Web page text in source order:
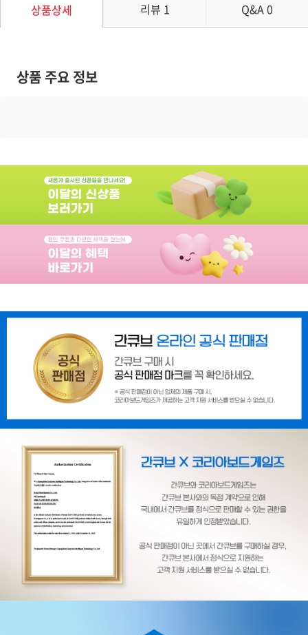
상품상세 리뷰 1 Q&A0
상품 주요 정보